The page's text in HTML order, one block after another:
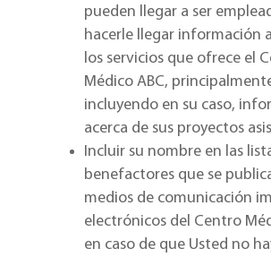
pueden llegar a ser
hacerle llegar información
los servicios que ofrece el
Médico ABC,
incluyendo en su caso,
acerca de sus proyectos
Incluir su nombre en las
benefactores que se
medios de comunicación
electrónicos del Centro
en caso de que Usted no